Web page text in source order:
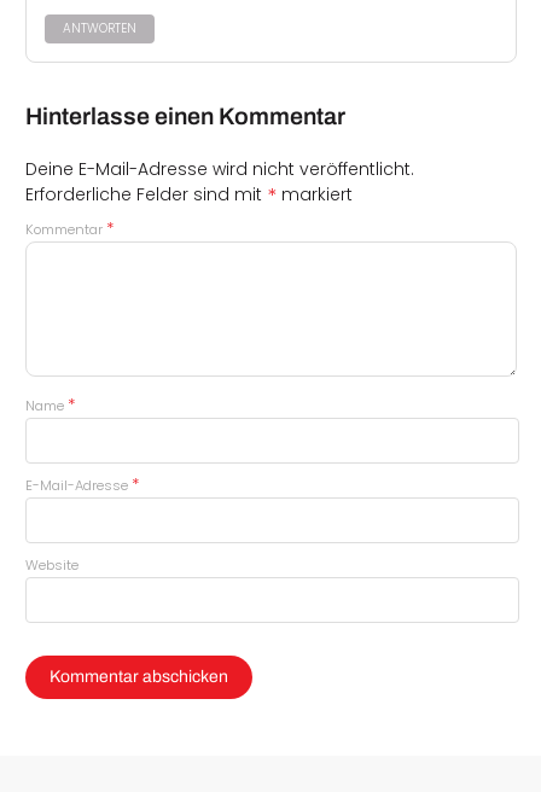
ANTWORTEN
Hinterlasse einen Kommentar
Deine E-Mail-Adresse wird nicht veröffentlicht.
Erforderliche Felder sind mit * markiert
Kommentar *
Name *
E-Mail-Adresse *
Website